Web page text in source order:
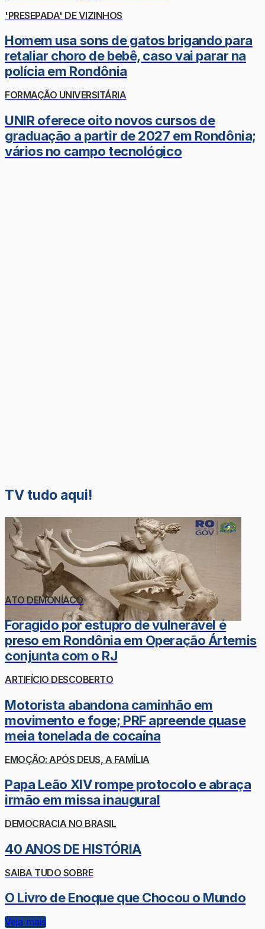
'PRESEPADA' DE VIZINHOS
Homem usa sons de gatos brigando para
retaliar choro de bebê, caso vai parar na
polícia em Rondônia
FORMAÇÃO UNIVERSITÁRIA
UNIR oferece oito novos cursos de
graduação a partir de 2027 em Rondônia;
vários no campo tecnológico
TV tudo aqui!
ATO DEMONÍACO
Foragido por estupro de vulnerável é
preso em Rondônia em Operação Ártemis
conjunta com o RJ
ARTIFÍCIO DESCOBERTO
Motorista abandona caminhão em
movimento e foge; PRF apreende quase
meia tonelada de cocaína
EMOÇÃO: APÓS DEUS, A FAMÍLIA
Papa Leão XIV rompe protocolo e abraça
irmão em missa inaugural
DEMOCRACIA NO BRASIL
40 ANOS DE HISTÓRIA
SAIBA TUDO SOBRE
O Livro de Enoque que Chocou o Mundo
Veja mais